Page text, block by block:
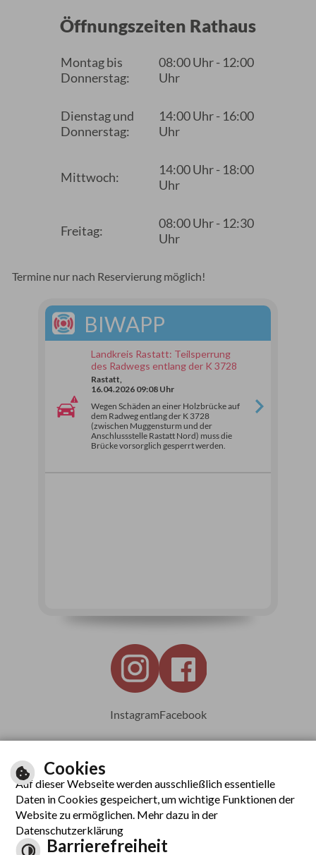
Öffnungszeiten Rathaus
Montag bis
Donnerstag:
08:00 Uhr - 12:00
Uhr
Dienstag und
Donnerstag:
14:00 Uhr - 16:00
Uhr
Mittwoch:
14:00 Uhr - 18:00
Uhr
Freitag:
08:00 Uhr - 12:30
Uhr
Termine nur nach Reservierung möglich!
BIWAPP
Landkreis Rastatt: Teilsperrung
des Radwegs entlang der K 3728
Rastatt,
16.04.2026 09:08 Uhr
Wegen Schäden an einer Holzbrücke auf
dem Radweg entlang der K 3728
(zwischen Muggensturm und der
Anschlussstelle Rastatt Nord) muss die
Brücke vorsorglich gesperrt werden.
InstagramFacebook
Leichte Sprache
Inhalt
Cookies
Auf dieser Webseite werden ausschließlich essentielle
Daten in Cookies gespeichert, um wichtige Funktionen der
Website zu ermöglichen. Mehr dazu in der
Datenschutzerklärung
Barrierefreiheit